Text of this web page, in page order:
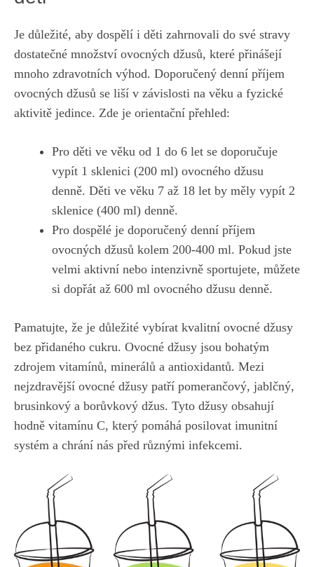
Je ⁣důležité, aby dospělí i⁣ děti zahrnovali do ​své stravy
dostatečné množství ovocných džusů, které přinášejí
mnoho zdravotních výhod. Doporučený ⁢denní příjem⁢
ovocných‍ džusů se ​liší v​ závislosti na věku a fyzické
aktivitě⁣ jedince. Zde ⁣je orientační přehled:
Pro děti ve věku od 1 do 6 let se doporučuje
vypít 1 sklenici ⁤(200 ⁤ml) ovocného džusu
denně. Děti ve věku 7 až 18 ⁤let by měly vypít 2
sklenice (400 ml) denně.
Pro dospělé je doporučený denní ⁤příjem
ovocných⁣ džusů kolem 200-400 ml.‍ Pokud jste
velmi⁢ aktivní nebo intenzivně⁢ sportujete, můžete
si dopřát až 600 ml ovocného džusu denně.
Pamatujte, že je důležité vybírat kvalitní ovocné džusy​
bez přidaného cukru. Ovocné džusy⁢ jsou bohatým
zdrojem vitamínů, minerálů a antioxidantů. Mezi
nejzdravější ovocné džusy patří pomerančový, ​jablčný,
brusinkový a borůvkový ⁢džus. Tyto džusy obsahují
hodně vitamínu C, který pomáhá ⁤posilovat imunitní ​
systém‍ a chrání nás před ‍různými infekcemi.